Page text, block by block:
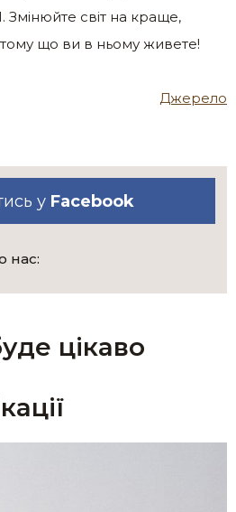
Змінюйте світ на краще,
тому що ви в ньому живете!
Джерело
у Facebook
нас:
цікаво